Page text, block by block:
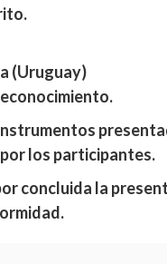
(Uruguay)
los participantes.
concluida la